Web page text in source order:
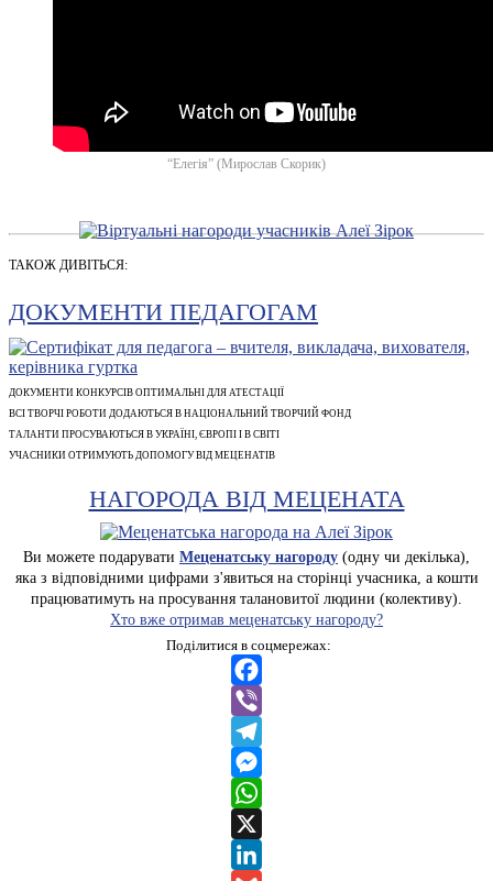
“Елегія” (Мирослав Скорик)
ТАКОЖ ДИВІТЬСЯ:
ДОКУМЕНТИ ПЕДАГОГАМ
ДОКУМЕНТИ КОНКУРСІВ ОПТИМАЛЬНІ ДЛЯ АТЕСТАЦІЇ
ВСІ ТВОРЧІ РОБОТИ ДОДАЮТЬСЯ В НАЦІОНАЛЬНИЙ ТВОРЧИЙ ФОНД
ТАЛАНТИ ПРОСУВАЮТЬСЯ В УКРАЇНІ, ЄВРОПІ І В СВІТІ
УЧАСНИКИ ОТРИМУЮТЬ ДОПОМОГУ ВІД МЕЦЕНАТІВ
НАГОРОДА ВІД МЕЦЕНАТА
Ви можете подарувати Меценатську нагороду (одну чи декілька),
яка з відповідними цифрами з'явиться на сторінці учасника, а кошти
працюватимуть на просування талановитої людини (колективу).
Хто вже отримав меценатську нагороду?
Поділитися в соцмережах:
Facebook
Viber
Telegram
Messenger
WhatsApp
X